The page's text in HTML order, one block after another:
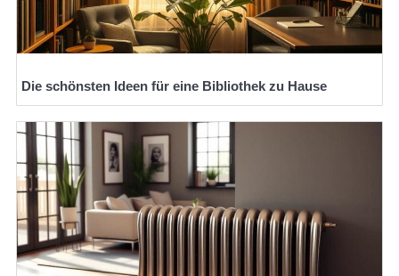
Die schönsten Ideen für eine Bibliothek zu Hause